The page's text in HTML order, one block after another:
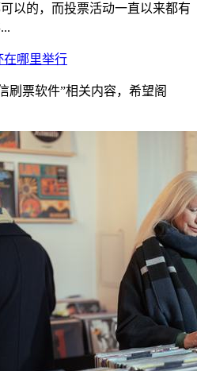
以的，而投票活动一直以来都有
在哪里举行
刷票软件”相关内容，希望阁